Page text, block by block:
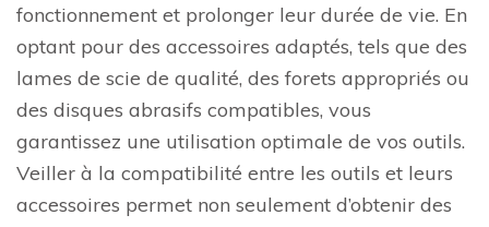
fonctionnement et prolonger leur durée de vie. En
optant pour des accessoires adaptés, tels que des
lames de scie de qualité, des forets appropriés ou
des disques abrasifs compatibles, vous
garantissez une utilisation optimale de vos outils.
Veiller à la compatibilité entre les outils et leurs
accessoires permet non seulement d’obtenir des